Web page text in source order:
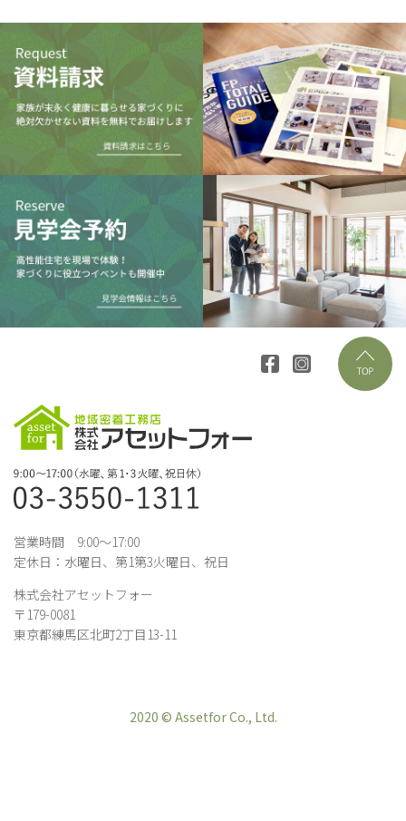
営業時間 9:00～17:00
定休日：水曜日、第1第3火曜日、祝日
株式会社アセットフォー
〒179-0081
東京都練馬区北町2丁目13-11
2020 © Assetfor Co., Ltd.